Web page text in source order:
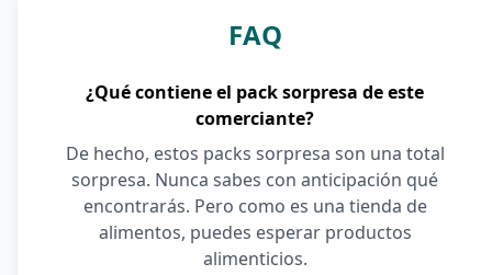
FAQ
¿Qué contiene el pack sorpresa de este
comerciante?
De hecho, estos packs sorpresa son una total
sorpresa. Nunca sabes con anticipación qué
encontrarás. Pero como es una tienda de
alimentos, puedes esperar productos
alimenticios.